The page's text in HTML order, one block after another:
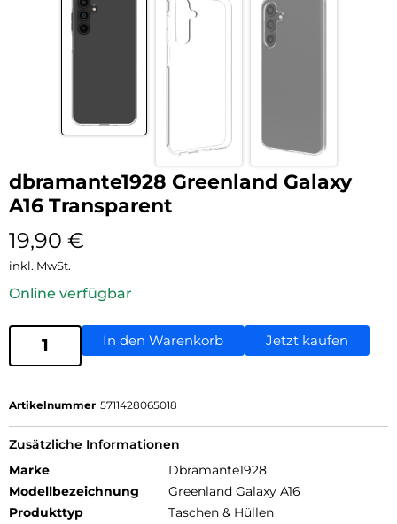
dbramante1928 Greenland Galaxy
A16 Transparent
19,90 €
inkl. MwSt.
Online verfügbar
In den Warenkorb Jetzt kaufen
Artikelnummer 5711428065018
Zusätzliche Informationen
Marke
Dbramante1928
Modellbezeichnung
Greenland Galaxy A16
Produkttyp
Taschen & Hüllen